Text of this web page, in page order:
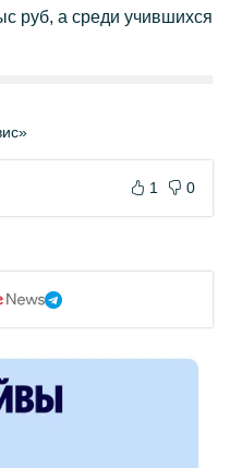
руб, а среди учившихся
1 0